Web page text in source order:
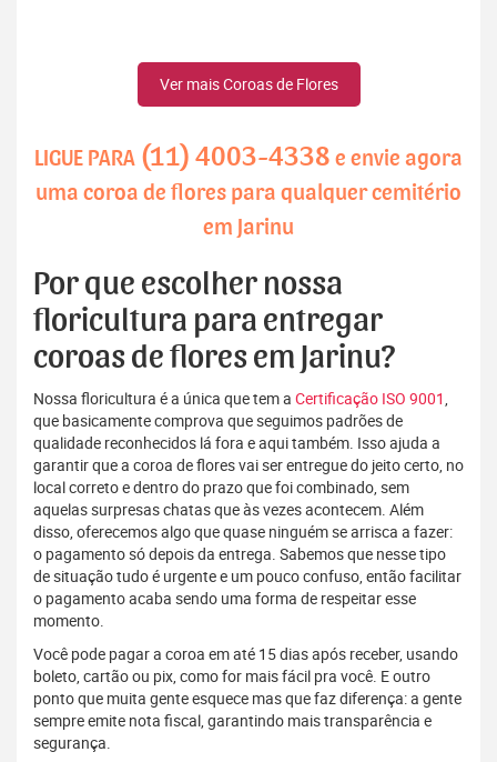
Ver mais Coroas de Flores
LIGUE PARA (11) 4003-4338 e envie agora
uma coroa de flores para qualquer cemitério
em Jarinu
Por que escolher nossa
floricultura para entregar
coroas de flores em Jarinu?
Nossa floricultura é a única que tem a Certificação ISO 9001,
que basicamente comprova que seguimos padrões de
qualidade reconhecidos lá fora e aqui também. Isso ajuda a
garantir que a coroa de flores vai ser entregue do jeito certo, no
local correto e dentro do prazo que foi combinado, sem
aquelas surpresas chatas que às vezes acontecem. Além
disso, oferecemos algo que quase ninguém se arrisca a fazer:
o pagamento só depois da entrega. Sabemos que nesse tipo
de situação tudo é urgente e um pouco confuso, então facilitar
o pagamento acaba sendo uma forma de respeitar esse
momento.
Você pode pagar a coroa em até 15 dias após receber, usando
boleto, cartão ou pix, como for mais fácil pra você. E outro
ponto que muita gente esquece mas que faz diferença: a gente
sempre emite nota fiscal, garantindo mais transparência e
segurança.